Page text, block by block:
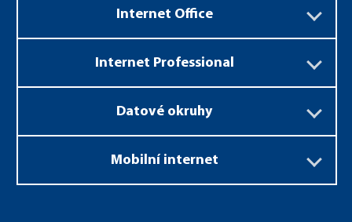
Internet Office
Internet Professional
Datové okruhy
Mobilní internet